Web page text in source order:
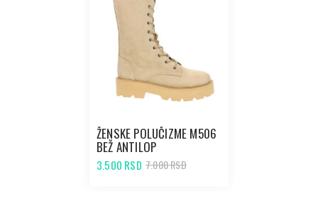
ŽENSKE POLUČIZME M506
BEŽ ANTILOP
3.500 RSD 7.000 RSD